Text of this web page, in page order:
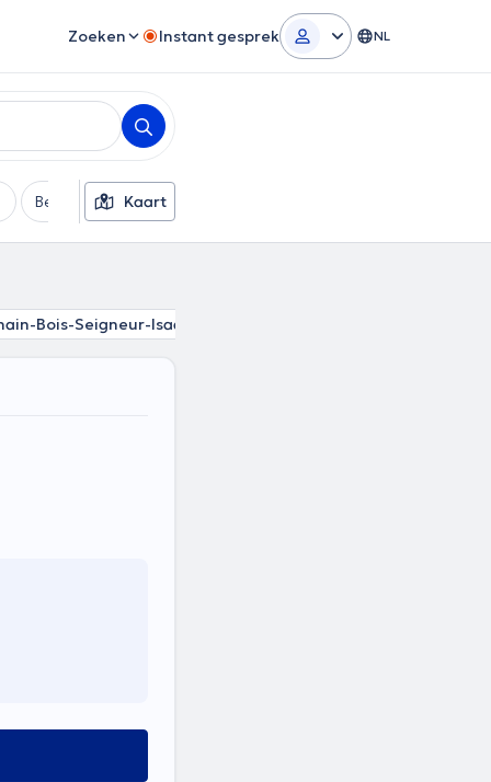
Zoeken Instant gesprek NL
BetaalmethodeKaart
Bois-Seigneur-Isaac